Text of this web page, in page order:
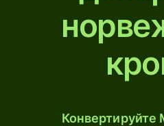
Конвертируйте